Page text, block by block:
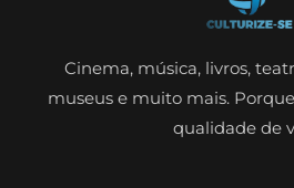
Cinema, música, livros,
museus e muito mais.
qualidade de